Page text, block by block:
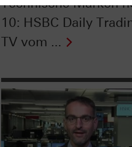
Technische Marken
10: HSBC Daily
TV vom ...